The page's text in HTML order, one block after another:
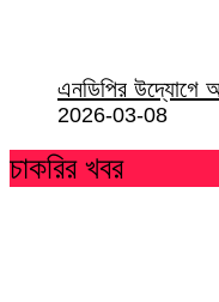
এনডিপির উদ্যোগে
2026-03-08
চাকরির খবর